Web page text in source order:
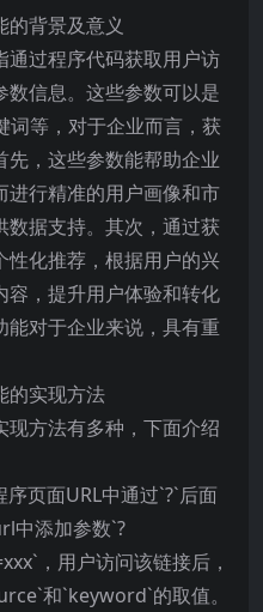
的背景及意义
通过程序代码获取用户访
数信息。这些参数可以是
词等，对于企业而言，获
，这些参数能帮助企业
进行精准的用户画像和市
数据支持。其次，通过获
性化推荐，根据用户的兴
容，提升用户体验和转化
对于企业来说，具有重
的实现方法
方法有多种，下面介绍
页面URL中通过`?`后面
中添加参数`?
，用户访问该链接后，
和`keyword`的取值。